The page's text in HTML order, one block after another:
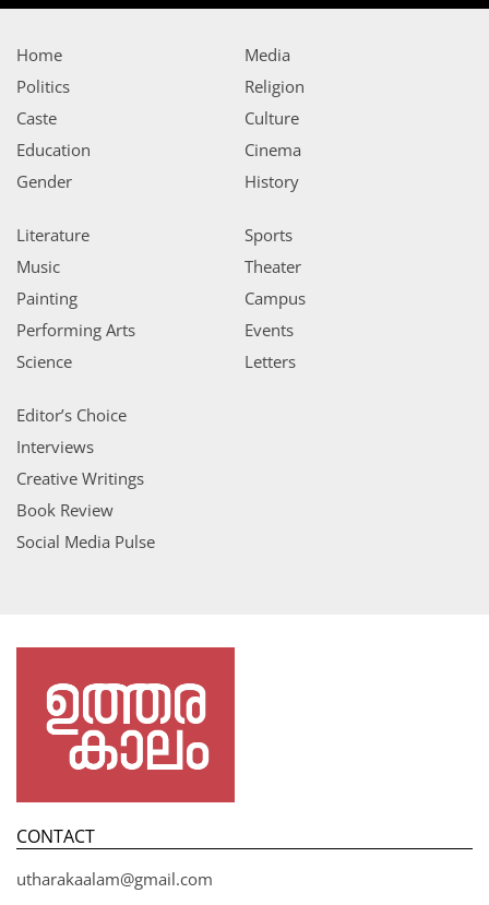
Home
Politics
Caste
Education
Gender
Media
Religion
Culture
Cinema
History
Literature
Music
Painting
Performing Arts
Science
Sports
Theater
Campus
Events
Letters
Editor’s Choice
Interviews
Creative Writings
Book Review
Social Media Pulse
CONTACT
utharakaalam@gmail.com